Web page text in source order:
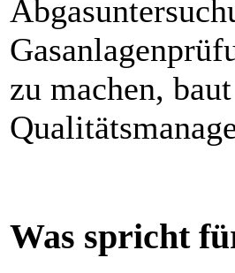
zu machen,
Was spricht